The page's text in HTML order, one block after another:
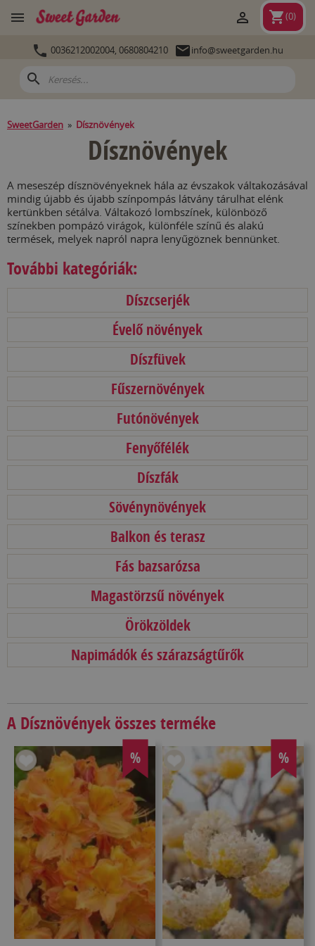
 shopping_cart(0)

 0036212002004, 0680804210 info@sweetgarden.hu
search
SweetGarden » Dísznövények
Dísznövények
A meseszép dísznövényeknek hála az évszakok váltakozásával
mindig újabb és újabb színpompás látvány tárulhat elénk
kertünkben sétálva. Váltakozó lombszínek, különböző
színekben pompázó virágok, különféle színű és alakú
termések, melyek napról napra lenyűgöznek bennünket.
További kategóriák:
Díszcserjék
Évelő növények
Díszfüvek
Fűszernövények
Futónövények
Fenyőfélék
Díszfák
Sövénynövények
Balkon és terasz
Fás bazsarózsa
Magastörzsű növények
Örökzöldek
Napimádók és szárazságtűrők
A Dísznövények összes terméke
% %